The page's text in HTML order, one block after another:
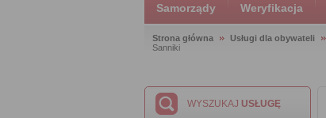
Samorządy Weryfikacja
Strona główna Usługi dla obywateli
Sanniki
WYSZUKAJ USŁUGĘ